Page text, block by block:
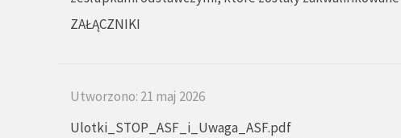
ZAŁĄCZNIKI
Utworzono: 21 maj 2026
Ulotki_STOP_ASF_i_Uwaga_ASF.pdf